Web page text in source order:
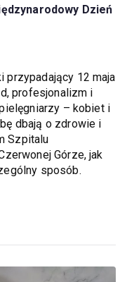
Dzień
przypadający 12 maja
profesjonalizm i
– kobiet i
dbają o zdrowie i
Szpitalu
Górze, jak
sposób.